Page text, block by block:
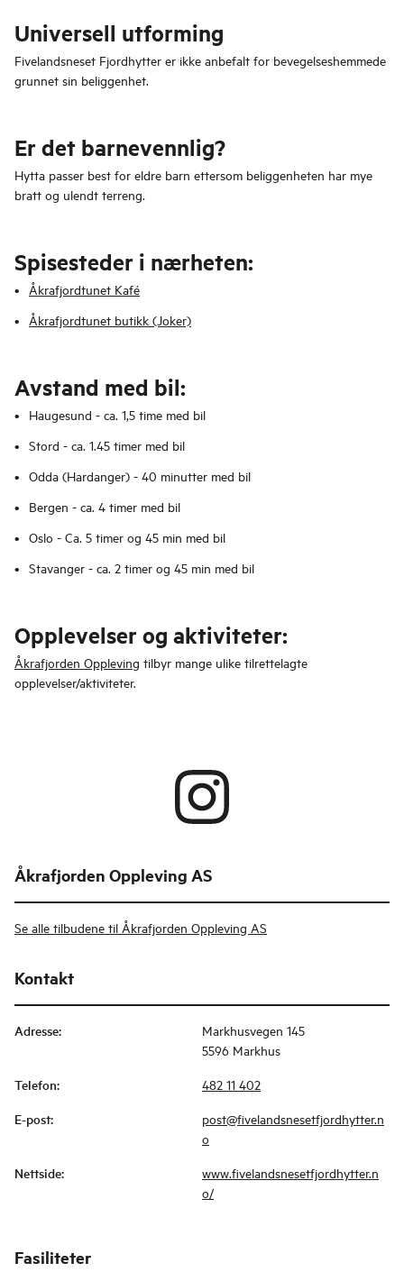
Universell utforming
Fivelandsneset Fjordhytter er ikke anbefalt for bevegelseshemmede
grunnet sin beliggenhet.
Er det barnevennlig?
Hytta passer best for eldre barn ettersom beliggenheten har mye
bratt og ulendt terreng.
Spisesteder i nærheten:
Åkrafjordtunet Kafé
Åkrafjordtunet butikk (Joker)
Avstand med bil:
Haugesund - ca. 1,5 time med bil
Stord - ca. 1.45 timer med bil
Odda (Hardanger) - 40 minutter med bil
Bergen - ca. 4 timer med bil
Oslo - Ca. 5 timer og 45 min med bil
Stavanger - ca. 2 timer og 45 min med bil
Opplevelser og aktiviteter:
Åkrafjorden Oppleving tilbyr mange ulike tilrettelagte
opplevelser/aktiviteter.
Åkrafjorden Oppleving AS
Se alle tilbudene til Åkrafjorden Oppleving AS
Kontakt
Adresse:
Markhusvegen 145
5596 Markhus
Telefon: 482 11 402
E-post:
post@fivelandsnesetfjordhytter.n
o
Nettside:
www.fivelandsnesetfjordhytter.n
o/
Fasiliteter